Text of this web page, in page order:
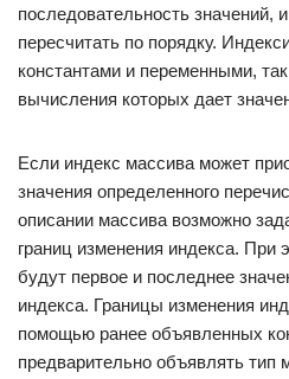
последовательность значений,
пересчитать по порядку.
константами и переменными,
вычисления которых дает
Если индекс массива может
значения определенного
описании массива возможно
границ изменения индекса. При
будут первое и последнее
индекса. Границы изменения
помощью ранее объявленных
предварительно объявлять тип